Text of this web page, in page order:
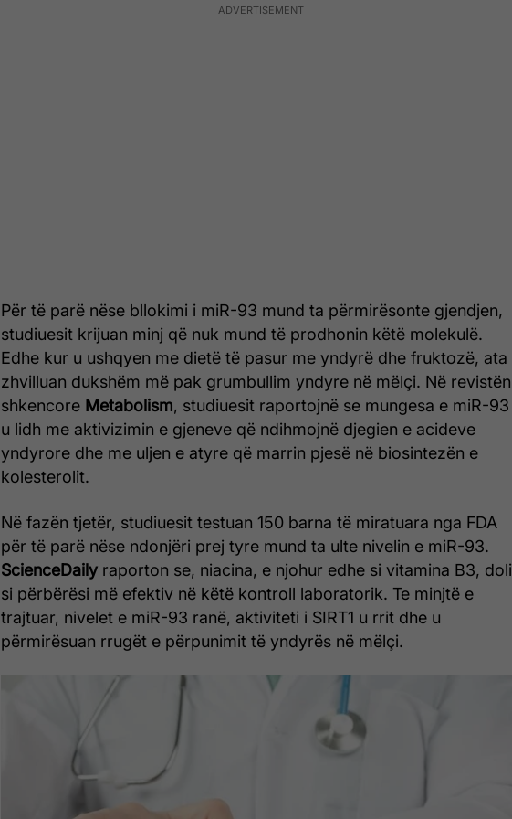
Për të parë nëse bllokimi i miR-93 mund ta përmirësonte gjendjen,
studiuesit krijuan minj që nuk mund të prodhonin këtë molekulë.
Edhe kur u ushqyen me dietë të pasur me yndyrë dhe fruktozë, ata
zhvilluan dukshëm më pak grumbullim yndyre në mëlçi. Në revistën
shkencore Metabolism, studiuesit raportojnë se mungesa e miR-93
u lidh me aktivizimin e gjeneve që ndihmojnë djegien e acideve
yndyrore dhe me uljen e atyre që marrin pjesë në biosintezën e
kolesterolit.
Në fazën tjetër, studiuesit testuan 150 barna të miratuara nga FDA
për të parë nëse ndonjëri prej tyre mund ta ulte nivelin e miR-93.
ScienceDaily raporton se, niacina, e njohur edhe si vitamina B3, doli
si përbërësi më efektiv në këtë kontroll laboratorik. Te minjtë e
trajtuar, nivelet e miR-93 ranë, aktiviteti i SIRT1 u rrit dhe u
përmirësuan rrugët e përpunimit të yndyrës në mëlçi.